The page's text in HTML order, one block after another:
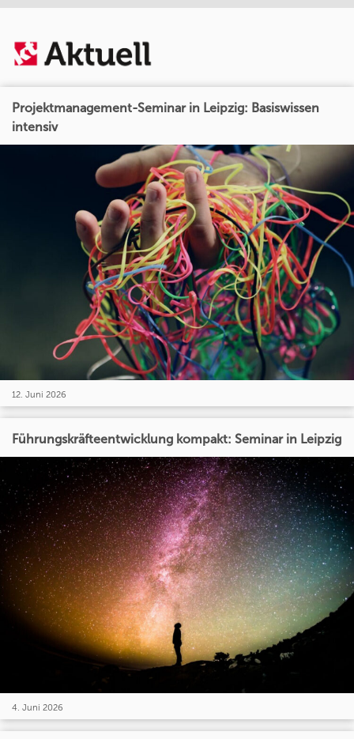
Projektmanagement-Seminar in Leipzig: Basiswissen
intensiv
12. Juni 2026
Führungskräfteentwicklung kompakt: Seminar in Leipzig
4. Juni 2026